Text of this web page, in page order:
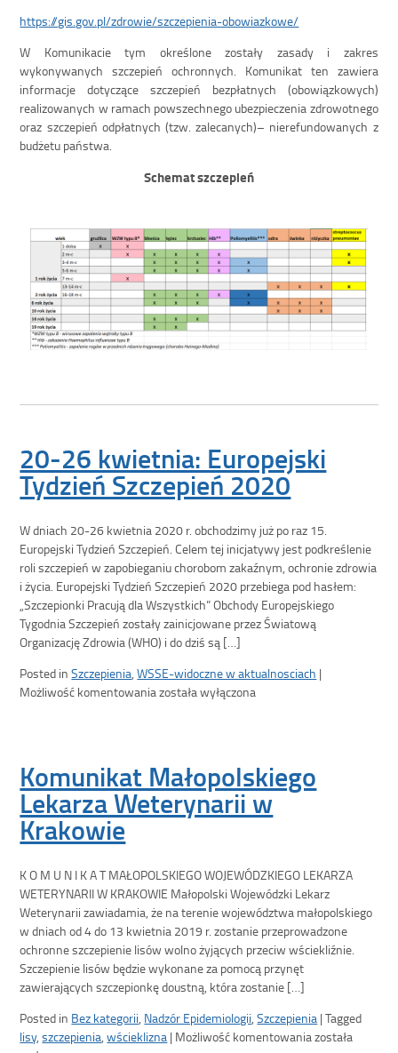
https://gis.gov.pl/zdrowie/szczepienia-obowiazkowe/
W Komunikacie tym określone zostały zasady i zakres
wykonywanych szczepień ochronnych. Komunikat ten zawiera
informacje dotyczące szczepień bezpłatnych (obowiązkowych)
realizowanych w ramach powszechnego ubezpieczenia zdrowotnego
oraz szczepień odpłatnych (tzw. zalecanych)– nierefundowanych z
budżetu państwa.
Schemat szczepień
20-26 kwietnia: Europejski
Tydzień Szczepień 2020
W dniach 20-26 kwietnia 2020 r. obchodzimy już po raz 15.
Europejski Tydzień Szczepień. Celem tej inicjatywy jest podkreślenie
roli szczepień w zapobieganiu chorobom zakaźnym, ochronie zdrowia
i życia. Europejski Tydzień Szczepień 2020 przebiega pod hasłem:
„Szczepionki Pracują dla Wszystkich” Obchody Europejskiego
Tygodnia Szczepień zostały zainicjowane przez Światową
Organizację Zdrowia (WHO) i do dziś są […]
Posted in Szczepienia ,WSSE-widoczne w aktualnosciach |
Możliwość komentowaniazostała wyłączona
Komunikat Małopolskiego
Lekarza Weterynarii w
Krakowie
K O M U N I K A T MAŁOPOLSKIEGO WOJEWÓDZKIEGO LEKARZA
WETERYNARII W KRAKOWIE Małopolski Wojewódzki Lekarz
Weterynarii zawiadamia, że na terenie województwa małopolskiego
w dniach od 4 do 13 kwietnia 2019 r. zostanie przeprowadzone
ochronne szczepienie lisów wolno żyjących przeciw wściekliźnie.
Szczepienie lisów będzie wykonane za pomocą przynęt
zawierających szczepionkę doustną, która zostanie […]
Posted in Bez kategorii Nadzór Epidemiologii ,Szczepienia | Tagged
lisy,szczepienia ,wścieklizna | Możliwość komentowaniazostała